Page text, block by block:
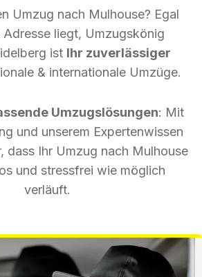
Umzug nach Mulhouse? Egal
liegt, Umzugskönig
ist Ihr zuverlässiger
& internationale Umzüge.
Umzugslösungen: Mit
und unserem Expertenwissen
dass Ihr Umzug nach Mulhouse
und stressfrei wie möglich
verläuft.